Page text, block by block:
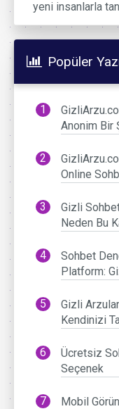
yeni insanlarla
Popüler
Anonim Bir
Online
Gizli
Neden Bu
Sohbet
Platform:
Gizli
Kendinizi
Ücretsiz
Seçenek
Mobil